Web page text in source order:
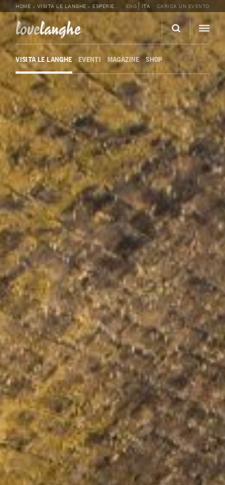
HOME » VISITA LE LANGHE »ESPERIENZE ENOGASTRONOMICHE »NIZZA
ENG ITA CARICA UN EVENTO
lovelanghe
VISITA LE LANGHE EVENTI MAGAZINE SHOP